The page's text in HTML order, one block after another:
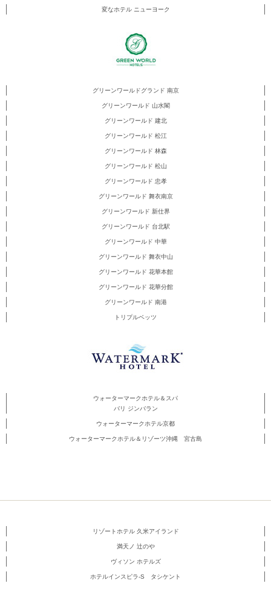
変なホテル ニューヨーク
グリーンワールドグランド 南京
グリーンワールド 山水閣
グリーンワールド 建北
グリーンワールド 松江
グリーンワールド 林森
グリーンワールド 松山
グリーンワールド 忠孝
グリーンワールド 舞衣南京
グリーンワールド 新仕界
グリーンワールド 台北駅
グリーンワールド 中華
グリーンワールド 舞衣中山
グリーンワールド 花華本館
グリーンワールド 花華分館
グリーンワールド 南港
トリプルベッツ
ウォーターマークホテル＆スパ
バリ ジンバラン
ウォーターマークホテル京都
ウォーターマークホテル＆リゾーツ沖縄 宮古島
リゾートホテル 久米アイランド
満天ノ 辻のや
ヴィソン ホテルズ
ホテルインスピラ-S タシケント